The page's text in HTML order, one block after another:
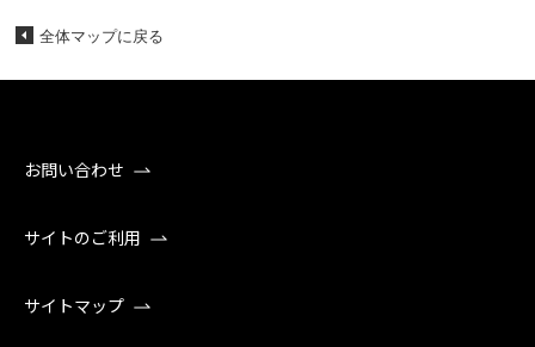
全体マップに戻る
お問い合わせ
サイトのご利用
サイトマップ